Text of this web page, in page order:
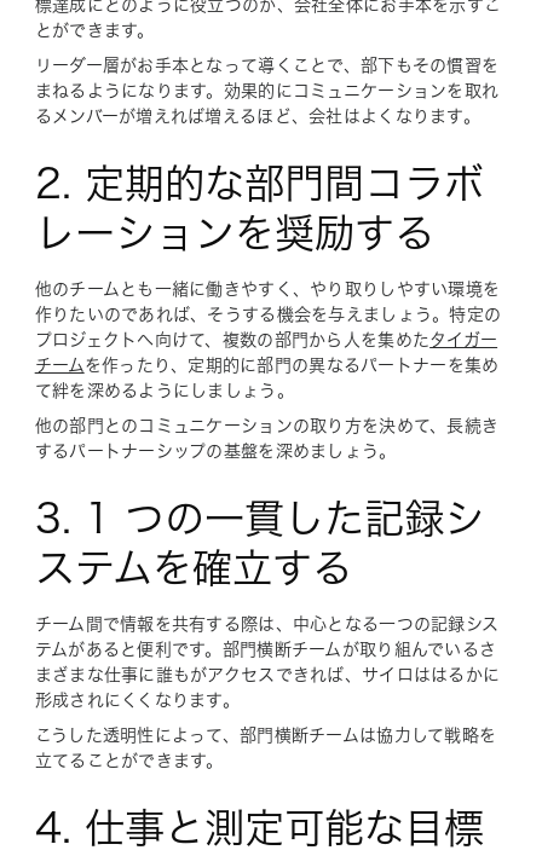
標達成にどのように役立つのか、会社全体にお手本を示すこ
とができます。
リーダー層がお手本となって導くことで、部下もその慣習を
まねるようになります。効果的にコミュニケーションを取れ
るメンバーが増えれば増えるほど、会社はよくなります。
2. 定期的な部門間コラボ
レーションを奨励する
他のチームとも一緒に働きやすく、やり取りしやすい環境を
作りたいのであれば、そうする機会を与えましょう。特定の
プロジェクトへ向けて、複数の部門から人を集めたタイガー
チーム を作ったり、定期的に部門の異なるパートナーを集め
て絆を深めるようにしましょう。
他の部門とのコミュニケーションの取り方を決めて、長続き
するパートナーシップの基盤を深めましょう。
3. 1 つの一貫した記録シ
ステムを確立する
チーム間で情報を共有する際は、中心となる一つの記録シス
テムがあると便利です。部門横断チームが取り組んでいるさ
まざまな仕事に誰もがアクセスできれば、サイロははるかに
形成されにくくなります。
こうした透明性によって、部門横断チームは協力して戦略を
立てることができます。
4. 仕事と測定可能な目標